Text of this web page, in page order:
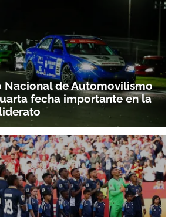
Nacional de Automovilismo
fecha importante en la